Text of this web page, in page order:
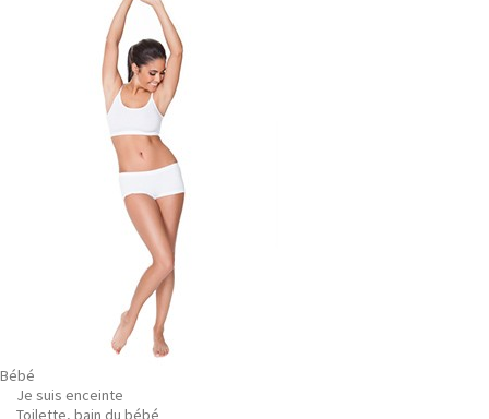
Bébé
Je suis enceinte
Toilette, bain du bébé